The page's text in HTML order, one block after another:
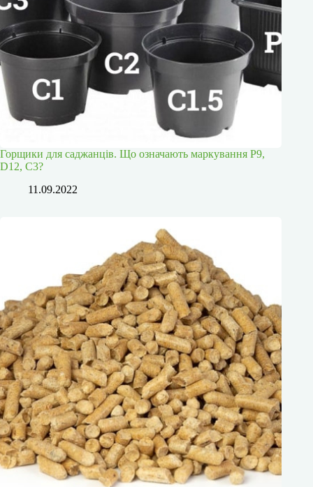
Горщики для саджанців. Що означають маркування P9,
D12, С3?
11.09.2022